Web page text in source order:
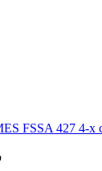
FSSA 427 4-х